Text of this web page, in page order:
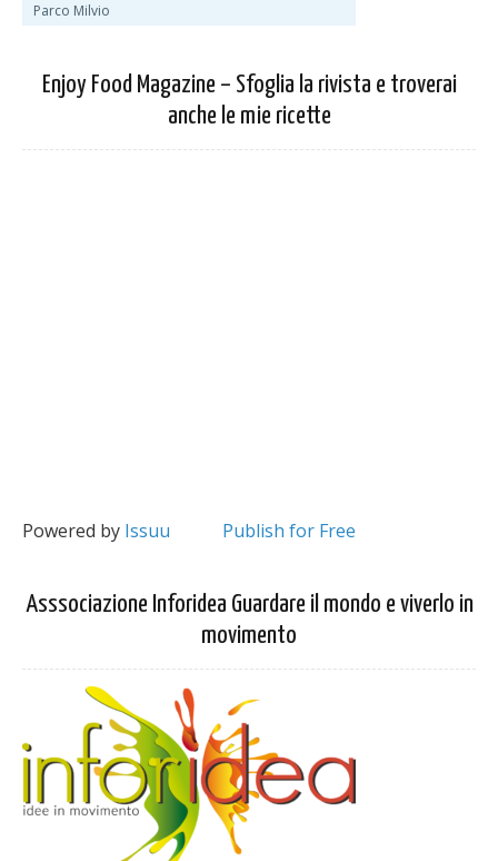
Parco Milvio
Enjoy Food Magazine – Sfoglia la rivista e troverai
anche le mie ricette
Powered by Issuu Publish for Free
Asssociazione Inforidea Guardare il mondo e viverlo in
movimento